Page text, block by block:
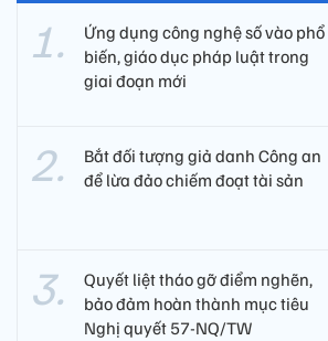
Ứng dụng công nghệ số vào phổ
biến, giáo dục pháp luật trong
giai đoạn mới
Bắt đối tượng giả danh Công an
để lừa đảo chiếm đoạt tài sản
Quyết liệt tháo gỡ điểm nghẽn,
bảo đảm hoàn thành mục tiêu
Nghị quyết 57-NQ/TW